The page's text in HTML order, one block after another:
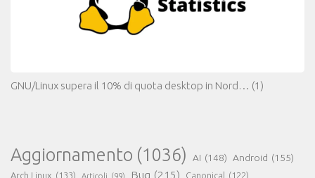
GNU/Linux supera il 10% di quota desktop in Nord… (1)
Aggiornamento (1036) AI (148) Android (155)
Arch Linux (133) Articoli (99) Bug (215) Canonical (122)